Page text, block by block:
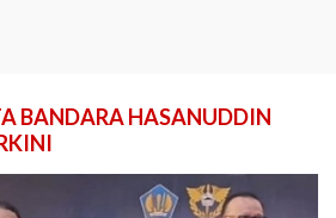
BANDARA HASANUDDIN